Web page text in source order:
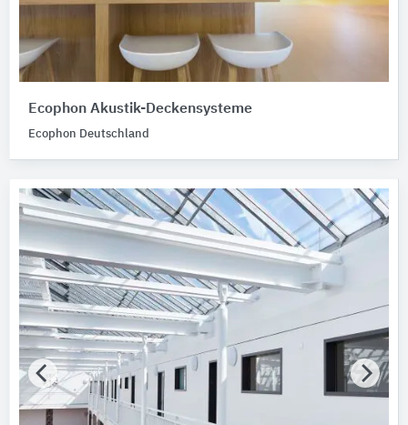
Bitte auswählen
Zertifizierungen
Bitte auswählen
Produktkategorie
Unterdeckensysteme 49
Gipsplatten 17
Dämmstoffe
Gipsvliesplatten
Alle Produktkategorien anzeigen
Ecophon Akustik-Deckensysteme
Ecophon Deutschland